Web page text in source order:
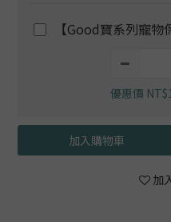
【Good寶系列寵
優惠價
加入購物車
加